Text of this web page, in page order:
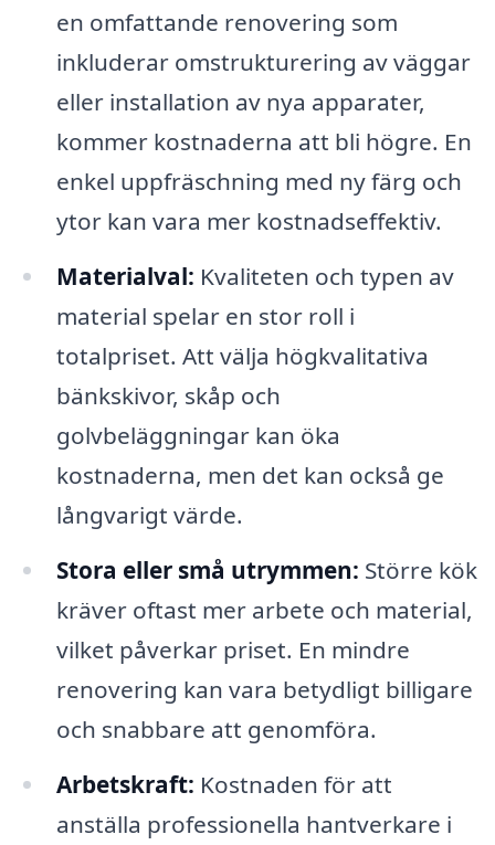
en omfattande renovering som
inkluderar omstrukturering av väggar
eller installation av nya apparater,
kommer kostnaderna att bli högre. En
enkel uppfräschning med ny färg och
ytor kan vara mer kostnadseffektiv.
Materialval: Kvaliteten och typen av
material spelar en stor roll i
totalpriset. Att välja högkvalitativa
bänkskivor, skåp och
golvbeläggningar kan öka
kostnaderna, men det kan också ge
långvarigt värde.
Stora eller små utrymmen: Större kök
kräver oftast mer arbete och material,
vilket påverkar priset. En mindre
renovering kan vara betydligt billigare
och snabbare att genomföra.
Arbetskraft: Kostnaden för att
anställa professionella hantverkare i